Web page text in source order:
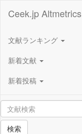
Ceek.jp
文献ランキング
新着文献
新着投稿
検索